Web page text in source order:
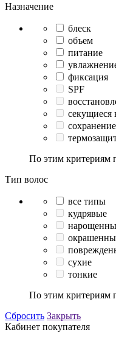
Назначение
блеск
объем
питание
фиксация
SPF
секущиеся
По этим критериям
Тип волос
все типы
кудрявые
сухие
тонкие
По этим критериям
Сбросить Закрыть
Кабинет покупателя